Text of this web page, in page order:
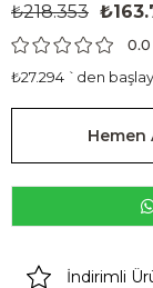
₺218.353
0.0
₺27.294 `den
İndirimli